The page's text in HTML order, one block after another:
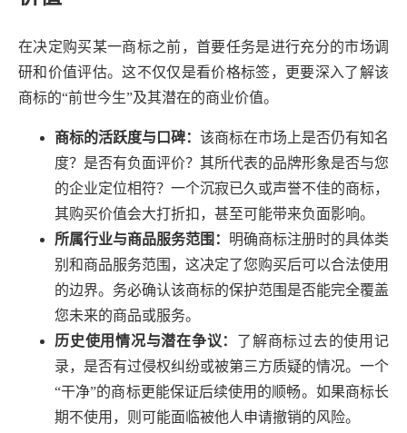
在决定购买某一商标之前，首要任务是进行充分的市场调
研和价值评估。这不仅仅是看价格标签，更要深入了解该
商标的“前世今生”及其潜在的商业价值。
商标的活跃度与口碑： 该商标在市场上是否仍有知名
度？是否有负面评价？其所代表的品牌形象是否与您
的企业定位相符？一个沉寂已久或声誉不佳的商标，
其购买价值会大打折扣，甚至可能带来负面影响。
所属行业与商品服务范围： 明确商标注册时的具体类
别和商品服务范围，这决定了您购买后可以合法使用
的边界。务必确认该商标的保护范围是否能完全覆盖
您未来的商品或服务。
历史使用情况与潜在争议： 了解商标过去的使用记
录，是否有过侵权纠纷或被第三方质疑的情况。一个
“干净”的商标更能保证后续使用的顺畅。如果商标长
期不使用，则可能面临被他人申请撤销的风险。